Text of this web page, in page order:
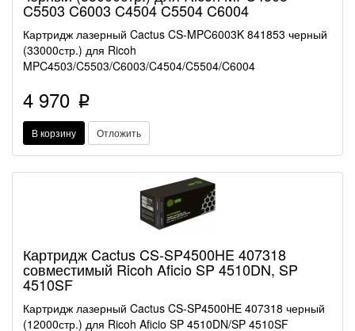
C5503 C6003 C4504 C5504 C6004
Картридж лазерный Cactus CS-MPC6003K 841853 черный
(33000стр.) для Ricoh
MPC4503/C5503/C6003/C4504/C5504/C6004
4 970 p
В корзину Отложить
Картридж Cactus CS-SP4500HE 407318
совместимый Ricoh Aficio SP 4510DN, SP
4510SF
Картридж лазерный Cactus CS-SP4500HE 407318 черный
(12000стр.) для Ricoh Aficio SP 4510DN/SP 4510SF